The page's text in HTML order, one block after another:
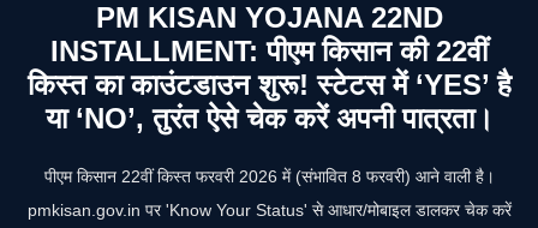
PM KISAN YOJANA 22ND
INSTALLMENT: पीएम किसान की 22वीं
किस्त का काउंटडाउन शुरू! स्टेटस में ‘YES’ है
या ‘NO’, तुरंत ऐसे चेक करें अपनी पात्रता।
पीएम किसान 22वीं किस्त फरवरी 2026 में (संभावित 8 फरवरी) आने वाली है।
pmkisan.gov.in पर 'Know Your Status' से आधार/मोबाइल डालकर चेक करें